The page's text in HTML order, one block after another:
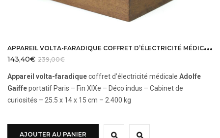
A
PPAREIL VOLTA-FARADIQUE COFFRET D’ÉLECTRICITÉ MÉDICALE GAIFFE
239,00€
143,40€
Appareil volta-faradiquecoffret d’électricité médicale Adolfe
Gaiffeportatif Paris – Fin XIXe – Déco indus – Cabinet de
curiosités – 25.5 x 14 x 15 cm – 2.400 kg
AJOUTER AU PANIER